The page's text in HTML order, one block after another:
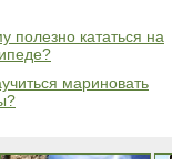
полезно кататься на
мариновать